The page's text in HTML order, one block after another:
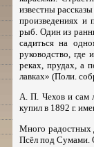
известны
произведениях и
рыб. Один из
садиться на
руководство,
реках, прудах, а
лавках» (Поли.
А. П. Чехов и сам
купил в 1892 г.
Много радостных
Псёл под Сумами.